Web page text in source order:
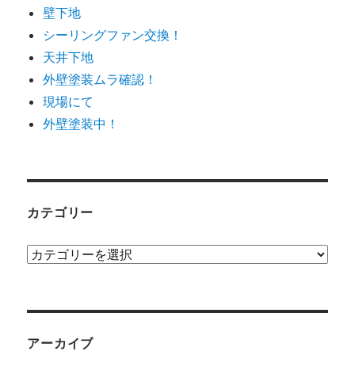
壁下地
シーリングファン交換！
天井下地
外壁塗装ムラ確認！
現場にて
外壁塗装中！
カテゴリー
カ
ー
アーカイブ